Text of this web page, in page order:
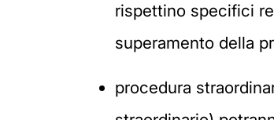
rispettino specifici
superamento della
procedura